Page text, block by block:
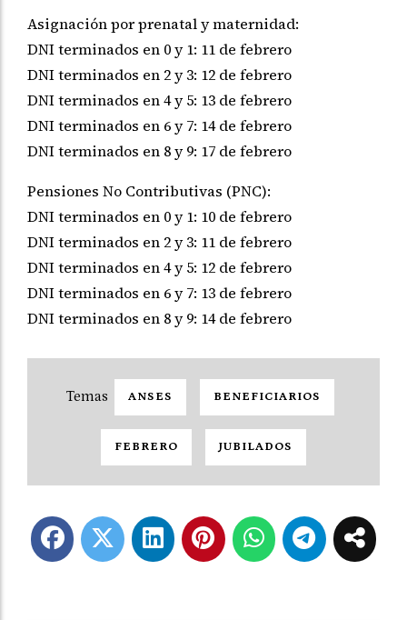
Asignación por prenatal y maternidad:
DNI terminados en 0 y 1: 11 de febrero
DNI terminados en 2 y 3: 12 de febrero
DNI terminados en 4 y 5: 13 de febrero
DNI terminados en 6 y 7: 14 de febrero
DNI terminados en 8 y 9: 17 de febrero
Pensiones No Contributivas (PNC):
DNI terminados en 0 y 1: 10 de febrero
DNI terminados en 2 y 3: 11 de febrero
DNI terminados en 4 y 5: 12 de febrero
DNI terminados en 6 y 7: 13 de febrero
DNI terminados en 8 y 9: 14 de febrero
ANSES BENEFICIARIOS
FEBRERO JUBILADOS